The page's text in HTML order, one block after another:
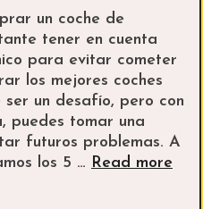
un coche de
tener en cuenta
para evitar cometer
los mejores coches
un desafío, pero con
puedes tomar una
futuros problemas. A
los 5 … Read more